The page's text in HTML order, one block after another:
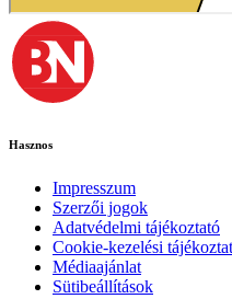
Hasznos
Impresszum
Szerzői jogok
Adatvédelmi tájékoztató
Cookie-kezelési
Médiaajánlat
Sütibeállítások